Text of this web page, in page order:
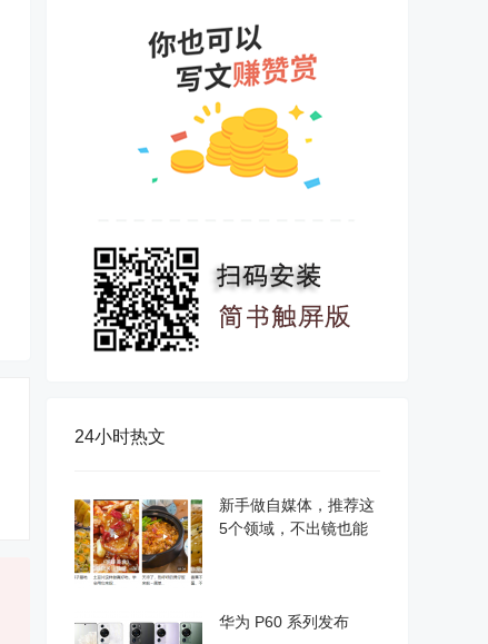
24小时热文
新手做自媒体，推荐这
5个领域，不出镜也能
华为 P60 系列发布